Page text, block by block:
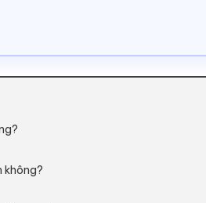
không?